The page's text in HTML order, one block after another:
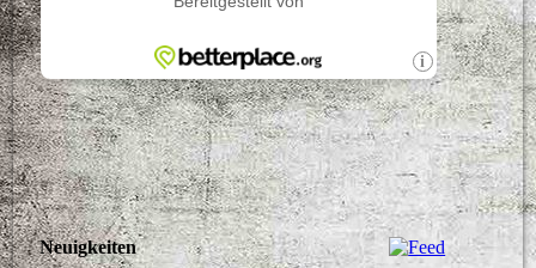
Neuigkeiten